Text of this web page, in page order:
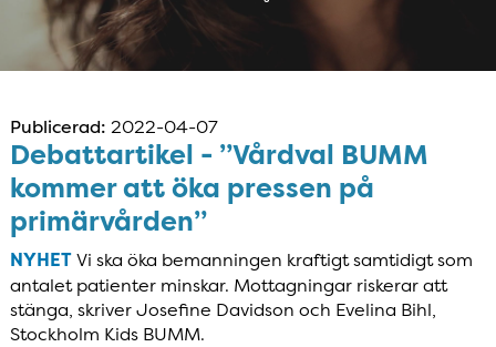
Publicerad: 2022-04-07
Debattartikel - ”Vårdval BUMM
kommer att öka pressen på
primärvården”
NYHET Vi ska öka bemanningen kraftigt samtidigt som
antalet patienter minskar. Mottagningar riskerar att
stänga, skriver Josefine Davidson och Evelina Bihl,
Stockholm Kids BUMM.